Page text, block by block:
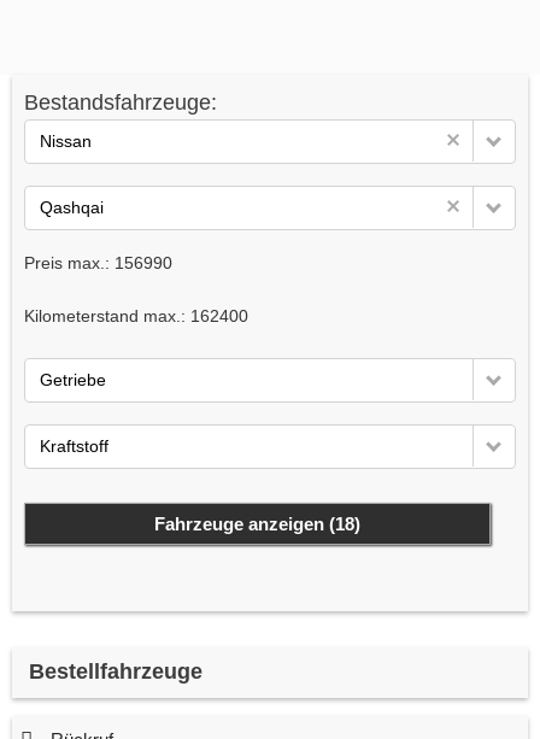
Bestandsfahrzeuge:
Nissan
Qashqai
Preis max.: 156990
Kilometerstand max.: 162400
Getriebe
Kraftstoff
Fahrzeuge anzeigen (18)
Bestellfahrzeuge